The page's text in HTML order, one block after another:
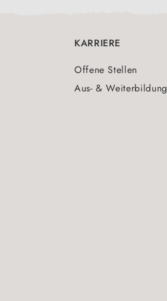
KARRIERE
Offene Stellen
Aus- & Weiterbildung